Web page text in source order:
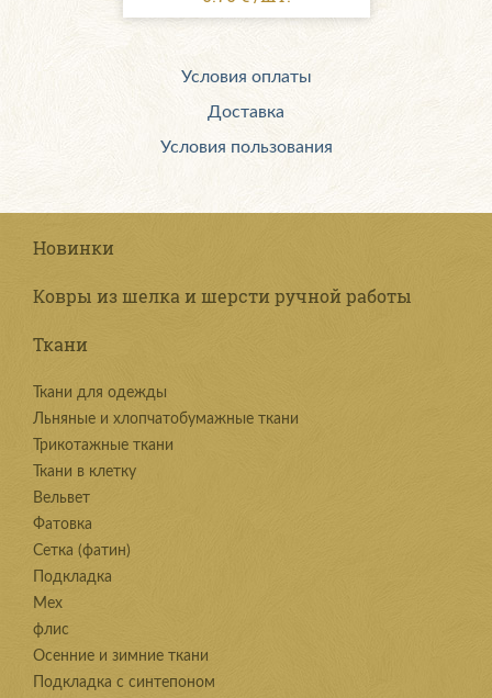
Условия оплаты
Доставка
Условия пользования
Новинки
Ковры из шелка и шерсти ручной работы
Ткани
Ткани для одежды
Льняные и хлопчатобумажные ткани
Трикотажные ткани
Ткани в клетку
Вельвет
Фатовка
Сетка (фатин)
Подкладка
Мех
флис
Осенние и зимние ткани
Подкладка с синтепоном